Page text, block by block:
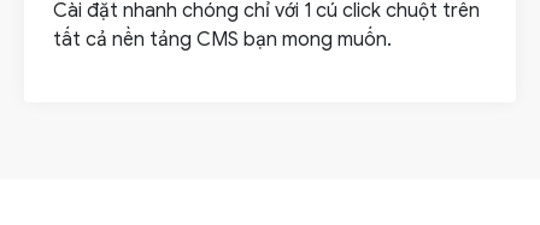
Cài đặt nhanh chóng chỉ với 1 cú click chuột trên
tất cả nền tảng CMS bạn mong muốn.